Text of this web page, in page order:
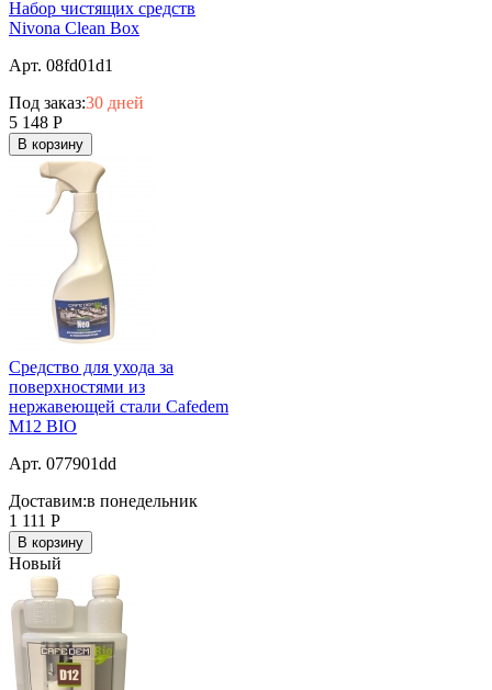
Набор чистящих средств
Nivona Clean Box
Арт. 08fd01d1
Под заказ:30 дней
5 148 Р
В корзину
Средство для ухода за
поверхностями из
нержавеющей стали Cafedem
M12 BIO
Арт. 077901dd
Доставим:в понедельник
1 111 Р
В корзину
Новый